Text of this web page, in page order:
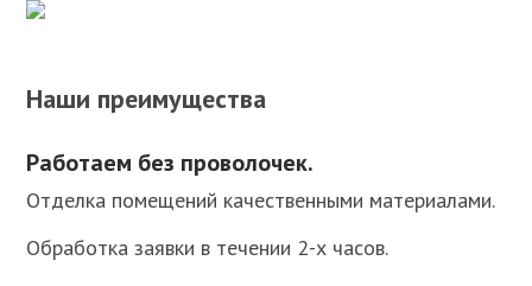
Наши преимущества
Работаем без проволочек.
Отделка помещений качественными материалами.
Обработка заявки в течении 2-х часов.